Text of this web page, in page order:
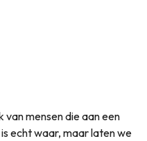
van mensen die aan een
echt waar, maar laten we